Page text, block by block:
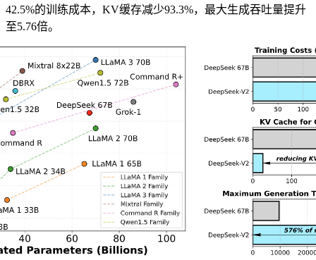
42.5%的训练成本，KV缓存减少93.3%，最大生成吞吐量提升
至5.76倍。